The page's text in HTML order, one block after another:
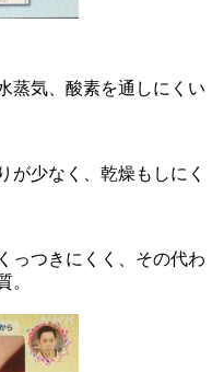
蒸気、酸素を通しにくい
が少なく、乾燥もしにく
っつきにくく、その代わ
。